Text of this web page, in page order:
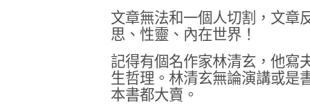
文章無法和一個人切割， 文章
思、性靈、內在世界！
記得有個名作家林清玄， 他寫
生哲理。林清玄無論演講或是
本書都大賣。